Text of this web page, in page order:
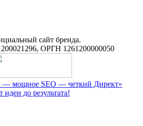
сайт бренда.
ОРГН 1261200000050
— мощное SEO — четкий Директ»
идеи до результата!